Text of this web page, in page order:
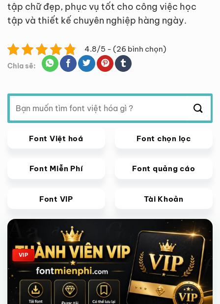
tập chữ đẹp, phục vụ tốt cho công việc học
tập và thiết kế chuyên nghiệp hàng ngày.
4.8/5 - (26 bình chọn)
Chia sẽ:
Tìm
kiếm:
Font Việt hoá Font chọn lọc
Font Miễn Phí Font quảng cáo
Font VIP Tài Khoản
Giảm giá!
VIP